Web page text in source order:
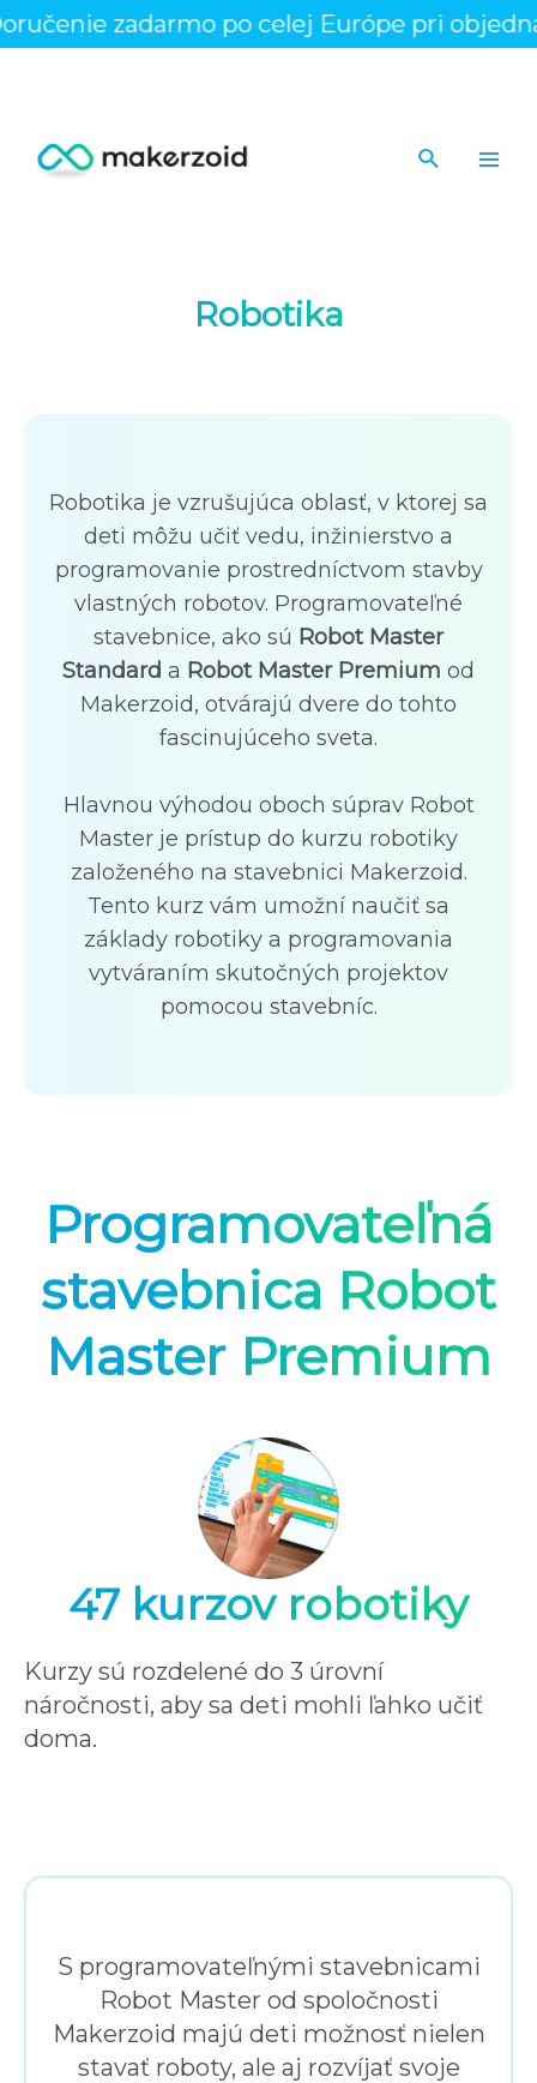
Preskočiť
na
zadarmo po celej Európe pri
Hľadať
Robotika
Robotika je vzrušujúca oblasť, v ktorej sa
deti môžu učiť vedu, inžinierstvo a
programovanie prostredníctvom stavby
vlastných robotov. Programovateľné
stavebnice, ako sú Robot Master
Standard a Robot Master Premium od
Makerzoid, otvárajú dvere do tohto
fascinujúceho sveta.
Hlavnou výhodou oboch súprav Robot
Master je prístup do kurzu robotiky
založeného na stavebnici Makerzoid.
Tento kurz vám umožní naučiť sa
základy robotiky a programovania
vytváraním skutočných projektov
pomocou stavebníc.
Programovateľná
stavebnica Robot
Master Premium
47 kurzov robotiky
Kurzy sú rozdelené do 3 úrovní
náročnosti, aby sa deti mohli ľahko učiť
doma.
S programovateľnými stavebnicami
Robot Master od spoločnosti
Makerzoid majú deti možnosť nielen
stavať roboty, ale aj rozvíjať svoje